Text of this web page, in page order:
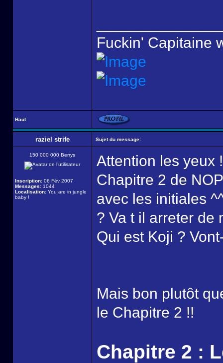
Fuckin' Capitaine
Haut
raziel strife Sujet du message:
150 000 000 Berrys
Inscription: 06 Fév 2007
Messages: 1044
Localisation: You are in jungle
baby !
Attention les yeux
Chapitre 2 de
avec les initiales
? Va t il arreter de
Qui est Koji ?
Mais bon plutôt
le Chapitre 2 !!
Chapitre 2 :